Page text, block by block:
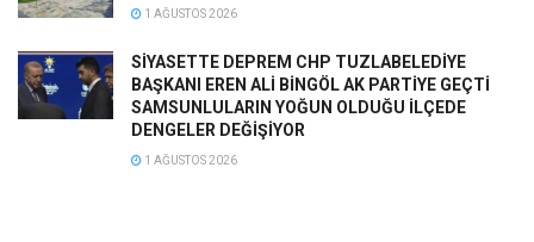
1 AĞUSTOS 2026
SİYASETTE DEPREM CHP TUZLABELEDİYE
BAŞKANI EREN ALİ BİNGÖL AK PARTİYE GEÇTİ
SAMSUNLULARIN YOĞUN OLDUĞU İLÇEDE
DENGELER DEĞİŞİYOR
1 AĞUSTOS 2026